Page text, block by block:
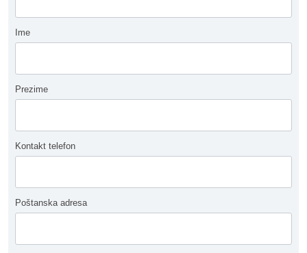
Ime
Prezime
Kontakt telefon
Poštanska adresa